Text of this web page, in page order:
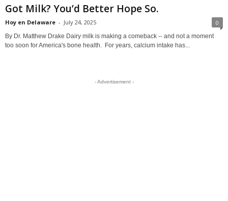
Got Milk? You’d Better Hope So.
Hoy en Delaware - July 24, 2025 0
By Dr. Matthew Drake Dairy milk is making a comeback -- and not a moment
too soon for America's bone health. For years, calcium intake has...
- Advertisement -